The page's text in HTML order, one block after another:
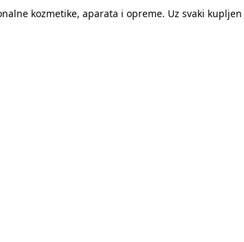
kozmetike, aparata i opreme. Uz svaki